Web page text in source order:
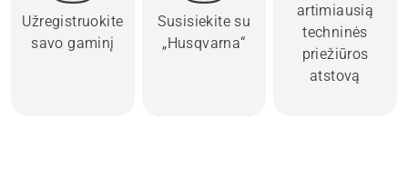
Užregistruokite
savo gaminį
Susisiekite su
„Husqvarna“
artimiausią
techninės
priežiūros
atstovą